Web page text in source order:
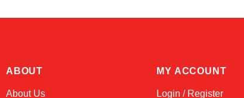
ABOUT
About Us
MY ACCOUNT
Login / Register